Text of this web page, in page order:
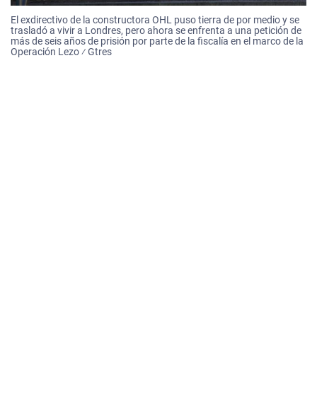
El exdirectivo de la constructora OHL puso tierra de por medio y se
trasladó a vivir a Londres, pero ahora se enfrenta a una petición de
más de seis años de prisión por parte de la fiscalía en el marco de la
Operación Lezo ⁄ Gtres